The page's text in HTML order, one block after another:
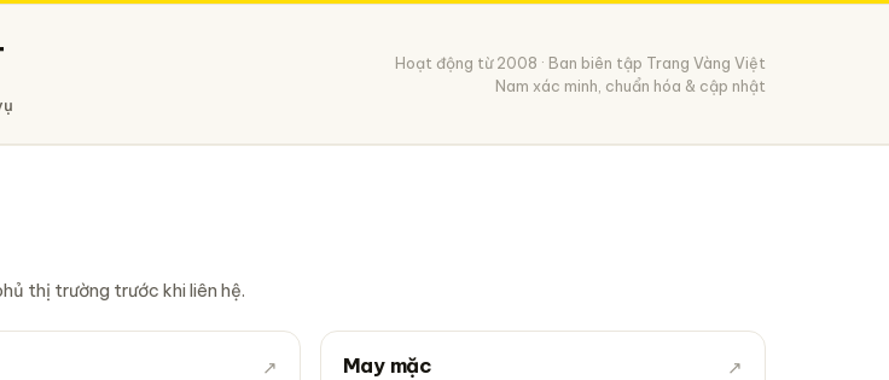
Hoạt động từ 2008 · Ban biên tập Trang Vàng Việt
Nam xác minh, chuẩn hóa & cập nhật
thị trường trước khi liên hệ.
↗ May mặc ↗